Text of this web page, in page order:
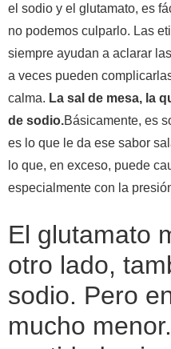
el sodio y el glutamato, es
no podemos culparlo. Las
siempre ayudan a aclarar
a veces pueden
calma. La sal de mesa, la
de sodio.Básicamente, es
es lo que le da ese sabor
lo que, en exceso, puede
especialmente con la
El glutamato
otro lado,
sodio. Pero
mucho